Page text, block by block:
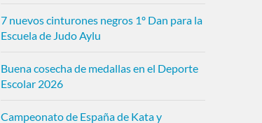
7 nuevos cinturones negros 1º Dan para la
Escuela de Judo Aylu
Buena cosecha de medallas en el Deporte
Escolar 2026
Campeonato de España de Kata y